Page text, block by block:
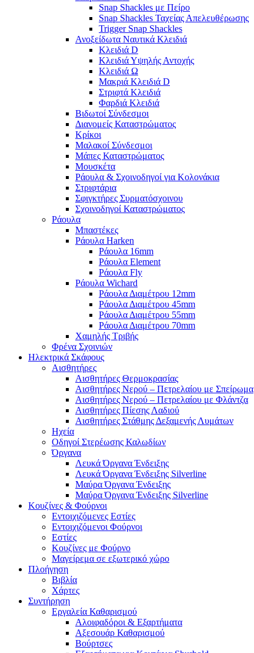
Snap Shackles με Πείρο
Snap Shackles Ταχείας Απελευθέρωσης
Trigger Snap Shackles
Ανοξείδωτα Ναυτικά Κλειδιά
Κλειδιά D
Κλειδιά Υψηλής Αντοχής
Κλειδιά Ω
Μακριά Κλειδιά D
Στριφτά Κλειδιά
Φαρδιά Κλειδιά
Βιδωτοί Σύνδεσμοι
Διανομείς Καταστρώματος
Κρίκοι
Μαλακοί Σύνδεσμοι
Μάπες Καταστρώματος
Μουσκέτα
Ράουλα & Σχοινοδηγοί για Κολονάκια
Στριφτάρια
Σφιγκτήρες Συρματόσχοινου
Σχοινοδηγοί Καταστρώματος
Ράουλα
Μπαστέκες
Ράουλα Harken
Ράουλα 16mm
Ράουλα Element
Ράουλα Fly
Ράουλα Wichard
Ράουλα Διαμέτρου 12mm
Ράουλα Διαμέτρου 45mm
Ράουλα Διαμέτρου 55mm
Ράουλα Διαμέτρου 70mm
Χαμηλής Τριβής
Φρένα Σχοινιών
Ηλεκτρικά Σκάφους
Αισθητήρες
Αισθητήρες Θερμοκρασίας
Αισθητήρες Νερού – Πετρελαίου με Σπείρωμα
Αισθητήρες Νερού – Πετρελαίου με Φλάντζα
Αισθητήρες Πίεσης Λαδιού
Αισθητήρες Στάθμης Δεξαμενής Λυμάτων
Ηχεία
Οδηγοί Στερέωσης Καλωδίων
Όργανα
Λευκά Όργανα Ένδειξης
Λευκά Όργανα Ένδειξης Silverline
Μαύρα Όργανα Ένδειξης
Μαύρα Όργανα Ένδειξης Silverline
Κουζίνες & Φούρνοι
Εντοιχιζόμενες Εστίες
Εντοιχιζόμενοι Φούρνοι
Εστίες
Κουζίνες με Φούρνο
Μαγείρεμα σε εξωτερικό χώρο
Πλοήγηση
Βιβλία
Χάρτες
Συντήρηση
Εργαλεία Καθαρισμού
Αλοιφαδόροι & Εξαρτήματα
Αξεσουάρ Καθαρισμού
Βούρτσες